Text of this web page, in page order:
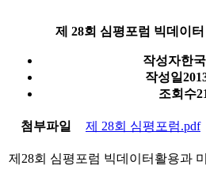
제 28회 심평포럼 빅데이
작성자한
작성일
조회수
첨부파일 제 28회 심평포럼.pdf
제28회 심평포럼 빅데이터활용과